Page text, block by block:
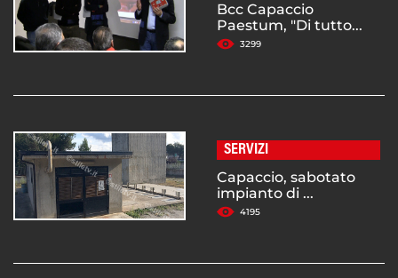
Bcc Capaccio
Paestum, "Di tutto...
3299
SERVIZI
Capaccio, sabotato
impianto di ...
4195